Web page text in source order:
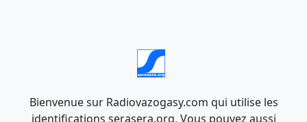
Bienvenue sur Radiovazogasy.com qui utilise les
identifications serasera.org. Vous pouvez aussi